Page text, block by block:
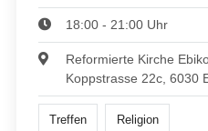
18:00 - 21:00 Uhr
Reformierte Kirche
Koppstrasse 22c, 6030
Treffen Religion